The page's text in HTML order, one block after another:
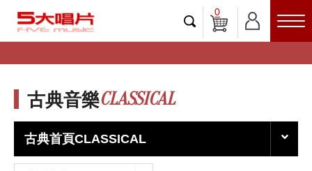
0
古典音樂CLASSICAL
古典首頁CLASSICAL